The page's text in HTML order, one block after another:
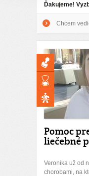
Ďakujeme!
Chcem
Pomoc
liečebné
Veronika už od
chorobami, na